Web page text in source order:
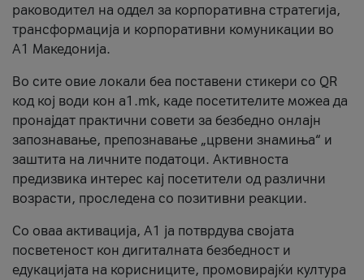
раководител на оддел за корпоративна стратегија,
трансформација и корпоративни комуникации во
А1 Македонија.
Во сите овие локали беа поставени стикери со QR
код кој води кон a1.mk, каде посетителите можеа да
пронајдат практични совети за безбедно онлајн
запознавање, препознавање „црвени знамиња“ и
заштита на личните податоци. Активноста
предизвика интерес кај посетители од различни
возрасти, проследена со позитивни реакции.
Со оваа активација, А1 ја потврдува својата
посветеност кон дигиталната безбедност и
едукацијата на корисниците, промовирајќи култура